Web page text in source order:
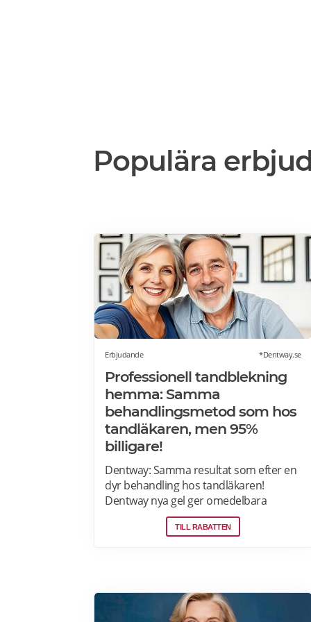
Populära
Erbjudande *Dentway.se
Professionell tandblekning
hemma: Samma
behandlingsmetod som hos
tandläkaren, men 95%
billigare!
Dentway: Samma resultat som efter en
dyr behandling hos tandläkaren!
Dentway nya gel ger omedelbara
resultat redan efter 10 minuter och
verkar helt utan ilningar eller irritation i
eller tunn emalj eftersom
sammansättningen är helt PH-neutral
TILL RABATTEN